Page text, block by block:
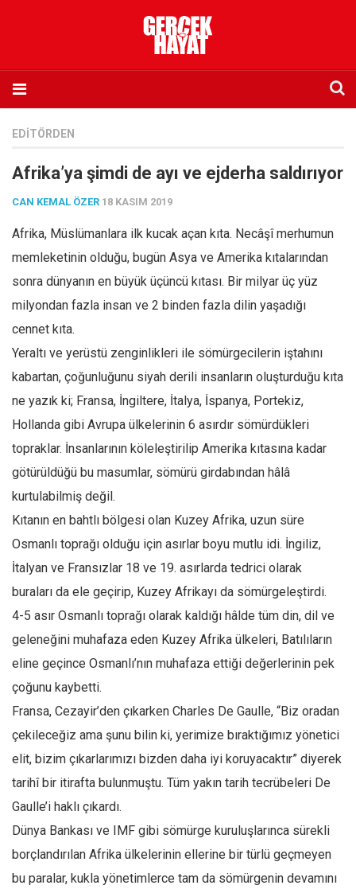
Künye
İletişim
Abone olmak istiyorum
Satış noktası listesi
Eksik sayıların temini
Sosyal Medya
Instagram
YouTube
Editörden
Yazarlar
Kemal Özer
Mahmut Toptaş
Yvonne Ridley
Ömer Kayani
Yusuf Armağan
Hasanali Yıldırım
Leyla Şerif Emin
Selçuk Türkyılmaz
Mehmet Ali Tekin
Abir E. Nahas
Amina S. Jenenkovic
Bağdagül Öz
» Yazar arşivi
EDITÖRDEN
Afrika’ya şimdi de ayı ve ejderha saldırıyor
CAN KEMAL ÖZER 18 KASIM 2019
Afrika, Müslümanlara ilk kucak açan kıta. Necâşî merhumun
memleketinin olduğu, bugün Asya ve Amerika kıtalarından
sonra dünyanın en büyük üçüncü kıtası. Bir milyar üç yüz
milyondan fazla insan ve 2 binden fazla dilin yaşadığı
cennet kıta.
Yeraltı ve yerüstü zenginlikleri ile sömürgecilerin iştahını
kabartan, çoğunluğunu siyah derili insanların oluşturduğu kıta
ne yazık ki; Fransa, İngiltere, İtalya, İspanya, Portekiz,
Hollanda gibi Avrupa ülkelerinin 6 asırdır sömürdükleri
topraklar. İnsanlarının köleleştirilip Amerika kıtasına kadar
götürüldüğü bu masumlar, sömürü girdabından hâlâ
kurtulabilmiş değil.
Kıtanın en bahtlı bölgesi olan Kuzey Afrika, uzun süre
Osmanlı toprağı olduğu için asırlar boyu mutlu idi. İngiliz,
İtalyan ve Fransızlar 18 ve 19. asırlarda tedrici olarak
buraları da ele geçirip, Kuzey Afrikayı da sömürgeleştirdi.
4-5 asır Osmanlı toprağı olarak kaldığı hâlde tüm din, dil ve
geleneğini muhafaza eden Kuzey Afrika ülkeleri, Batılıların
eline geçince Osmanlı’nın muhafaza ettiği değerlerinin pek
çoğunu kaybetti.
Fransa, Cezayir’den çıkarken Charles De Gaulle, “Biz oradan
çekileceğiz ama şunu bilin ki, yerimize bıraktığımız yönetici
elit, bizim çıkarlarımızı bizden daha iyi koruyacaktır” diyerek
tarihî bir itirafta bulunmuştu. Tüm yakın tarih tecrübeleri De
Gaulle’i haklı çıkardı.
Dünya Bankası ve IMF gibi sömürge kuruluşlarınca sürekli
borçlandırılan Afrika ülkelerinin ellerine bir türlü geçmeyen
bu paralar, kukla yönetimlerce tam da sömürgenin devamını